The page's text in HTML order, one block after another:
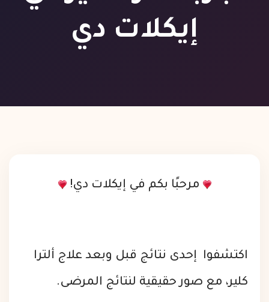
إيكلات دي
مرحبًا بكم في إيكلات دي!
اكتشفوا إحدى نتائج قبل وبعد علاج ألترا
كلير، مع صور حقيقية لنتائج المرضى.